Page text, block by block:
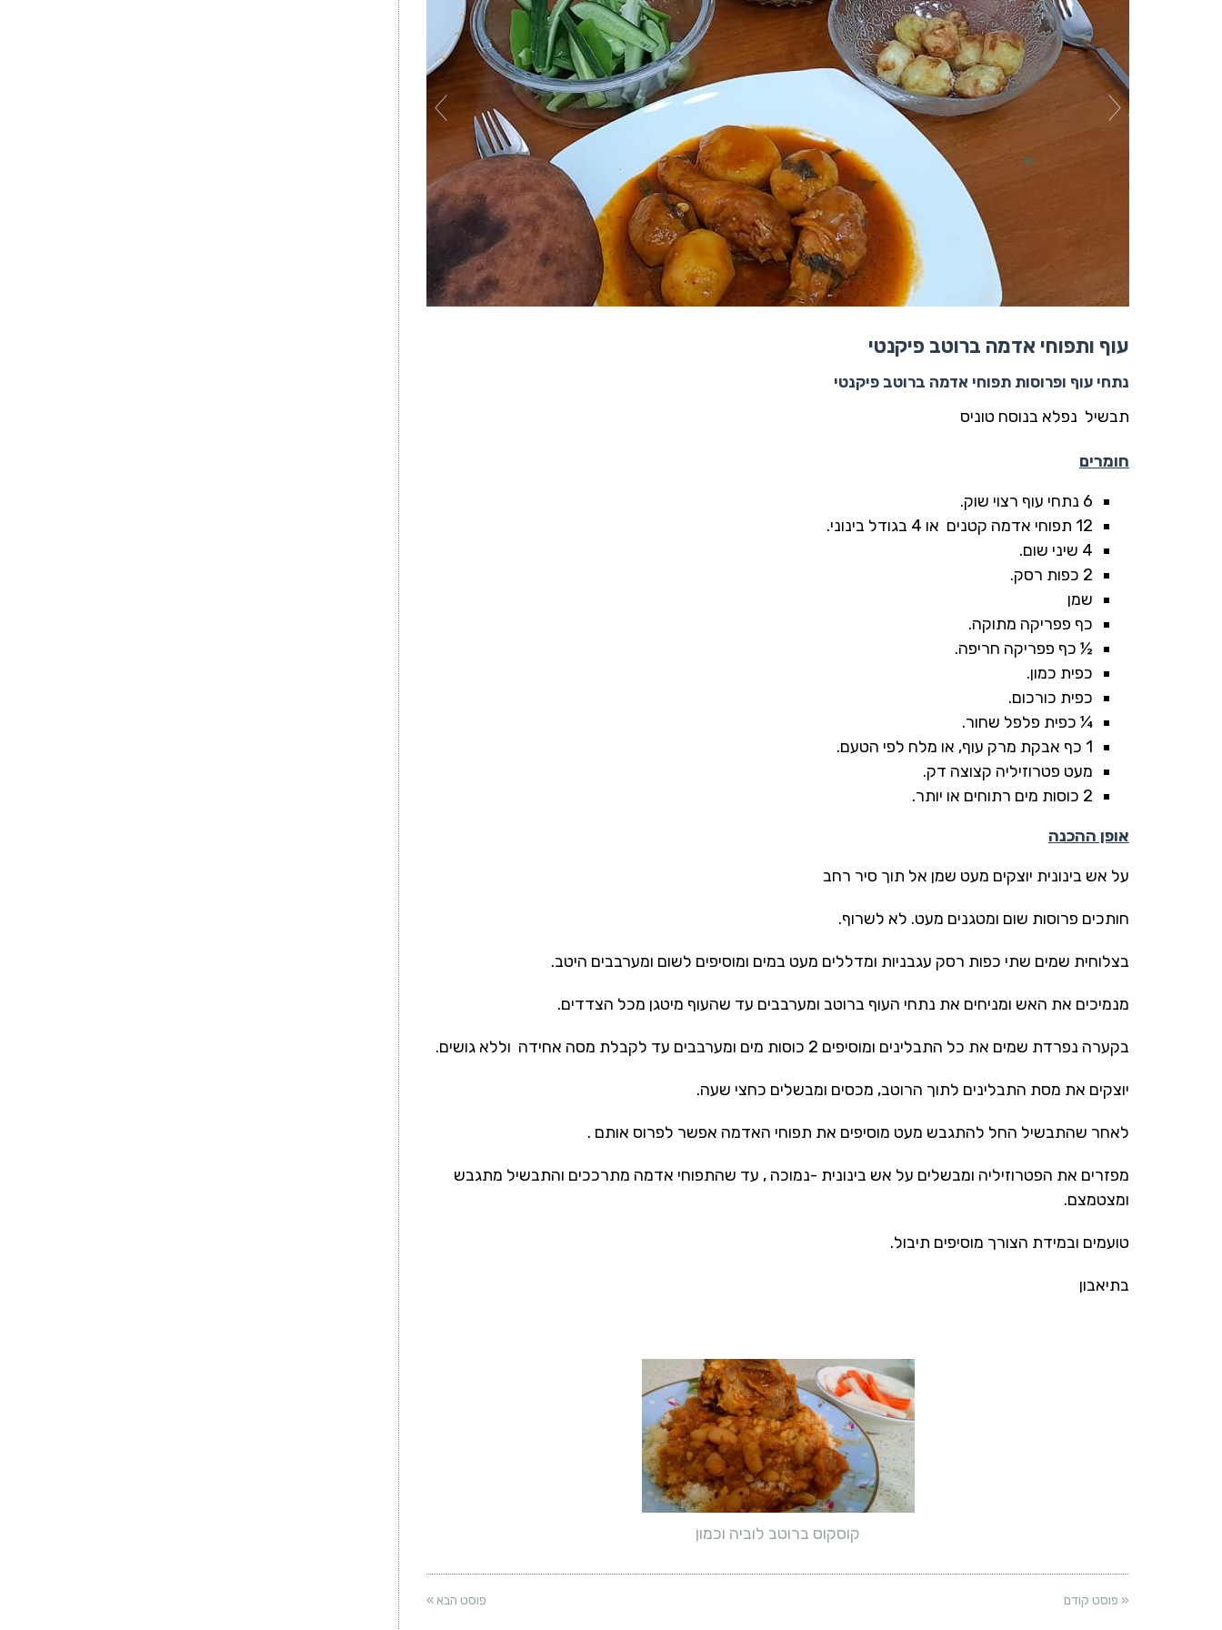
עוף ותפוחי אדמה ברוטב פיקנטי
נתחי עוף ופרוסות תפוחי אדמה ברוטב פיקנטי
תבשיל נפלא בנוסח טוניס
חומרים
6 נתחי עוף רצוי שוק.
12 תפוחי אדמה קטנים או 4 בגודל בינוני.
4 שיני שום.
2 כפות רסק.
שמן
כף פפריקה מתוקה.
½ כף פפריקה חריפה.
כפית כמון.
כפית כורכום.
¼ כפית פלפל שחור.
1 כף אבקת מרק עוף, או מלח לפי הטעם.
מעט פטרוזיליה קצוצה דק.
2 כוסות מים רתוחים או יותר.
אופן ההכנה
על אש בינונית יוצקים מעט שמן אל תוך סיר רחב
חותכים פרוסות שום ומטגנים מעט. לא לשרוף.
בצלוחית שמים שתי כפות רסק עגבניות ומדללים מעט במים ומוסיפים לשום ומערבבים היטב.
מנמיכים את האש ומניחים את נתחי העוף ברוטב ומערבבים עד שהעוף מיטגן מכל הצדדים.
בקערה נפרדת שמים את כל התבלינים ומוסיפים 2 כוסות מים ומערבבים עד לקבלת מסה אחידה וללא גושים.
יוצקים את מסת התבלינים לתוך הרוטב, מכסים ומבשלים כחצי שעה.
לאחר שהתבשיל החל להתגבש מעט מוסיפים את תפוחי האדמה אפשר לפרוס אותם .
מפזרים את הפטרוזיליה ומבשלים על אש בינונית -נמוכה , עד שהתפוחי אדמה מתרככים והתבשיל מתגבש
ומצטמצם.
טועמים ובמידת הצורך מוסיפים תיבול.
בתיאבון
קוסקוס ברוטב לוביה וכמון
« פוסט קודם פוסט הבא »